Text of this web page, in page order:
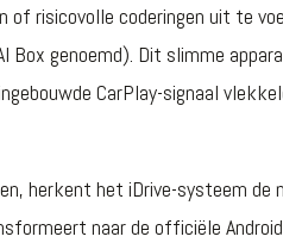
of risicovolle coderingen uit te
genoemd). Dit slimme
CarPlay-signaal
herkent het iDrive-systeem de
naar de officiële